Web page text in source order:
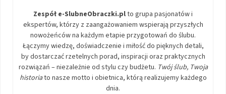
Zespół e-SlubneObraczki.plto grupa pasjonatów i
ekspertów, którzy z zaangażowaniem wspierają przyszłych
nowożeńców na każdym etapie przygotowań do ślubu.
Łączymy wiedzę, doświadczenie i miłość do pięknych detali,
by dostarczać rzetelnych porad, inspiracji oraz praktycznych
rozwiązań – niezależnie od stylu czy budżetu. Twój ślub, Twoja
historiato nasze motto i obietnica, którą realizujemy każdego
dnia.